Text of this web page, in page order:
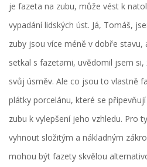
je fazeta na zubu, může vést k
vypadání lidských úst. Já, Tomáš,
zuby jsou více méně v dobře stavu,
setkal s fazetami, uvědomil jsem
svůj úsměv. Ale co jsou to vlastně
plátky porcelánu, které se
zubu k vylepšení jeho vzhledu. Pro
vyhnout složitým a nákladným
mohou být fazety skvělou